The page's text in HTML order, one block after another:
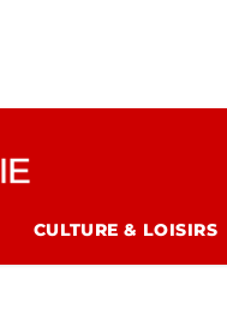
CULTURE & LOISIRS